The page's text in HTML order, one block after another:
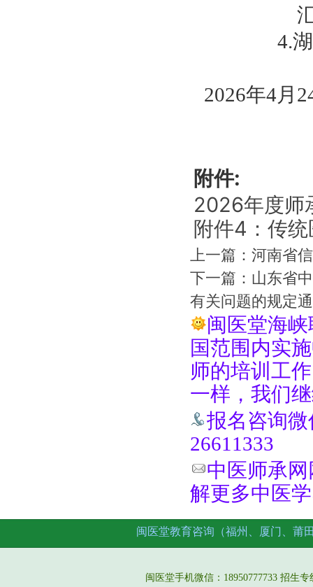
4.
2026年4月
附件:
2026年度师
附件4：传
上一篇： 河南省
下一篇： 山东省
有关问题的规定
闽医堂海
国范围内实
师的培训工
一样，我们
报名咨询微
26611333
中医师承网
解更多中医
闽医堂手机微信：18950777733 招生
闽医堂教育咨询（福州、厦门、莆